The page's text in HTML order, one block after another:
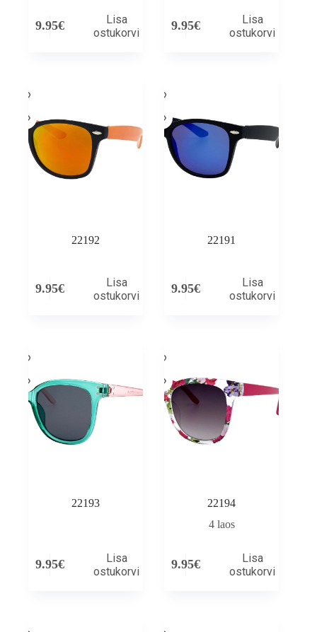
9.95€
Lisa
ostukorvi
9.95€
Lisa
ostukorvi
22192
9.95€
Lisa
ostukorvi
22191
9.95€
Lisa
ostukorvi
22193
9.95€
Lisa
ostukorvi
22194
4 laos
9.95€
Lisa
ostukorvi